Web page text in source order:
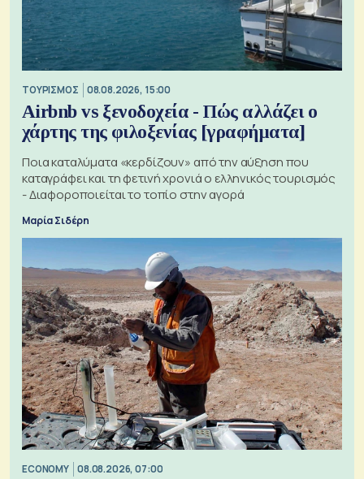
ΤΟΥΡΙΣΜΟΣ 08.08.2026, 15:00
Airbnb vs ξενοδοχεία - Πώς αλλάζει ο
χάρτης της φιλοξενίας [γραφήματα]
Ποια καταλύματα «κερδίζουν» από την αύξηση που
καταγράφει και τη φετινή χρονιά ο ελληνικός τουρισμός
- Διαφοροποιείται το τοπίο στην αγορά
Μαρία Σιδέρη
ECONOMY 08.08.2026, 07:00